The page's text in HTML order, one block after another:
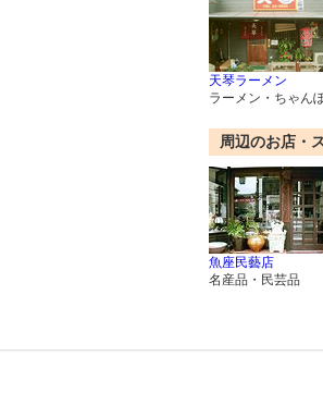
天琴ラーメン
ラーメン・ちゃん
周辺のお店・
魚座民藝店
名産品・民芸品